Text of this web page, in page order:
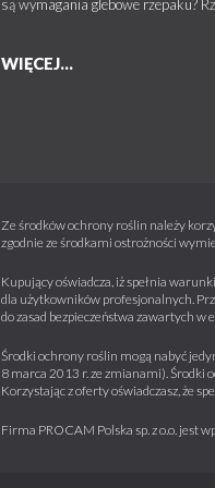
są wymagania glebowe rzepaku?
WIĘCEJ...
Ze środków ochrony roślin należy
zgodnie ze środkami ostrożności
Kupujący oświadcza, iż spełnia
dla użytkowników profesjonalnych.
do zasad bezpieczeństwa zawartych w
Środki ochrony roślin mogą nabyć
8 marca 2013 r. ze zmianami). Środki
Korzystając z oferty oświadczasz, że
Firma PROCAM Polska sp. z o.o. jest